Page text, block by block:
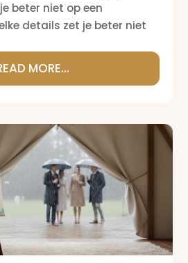
beter niet op een
details zet je beter niet
MORE...